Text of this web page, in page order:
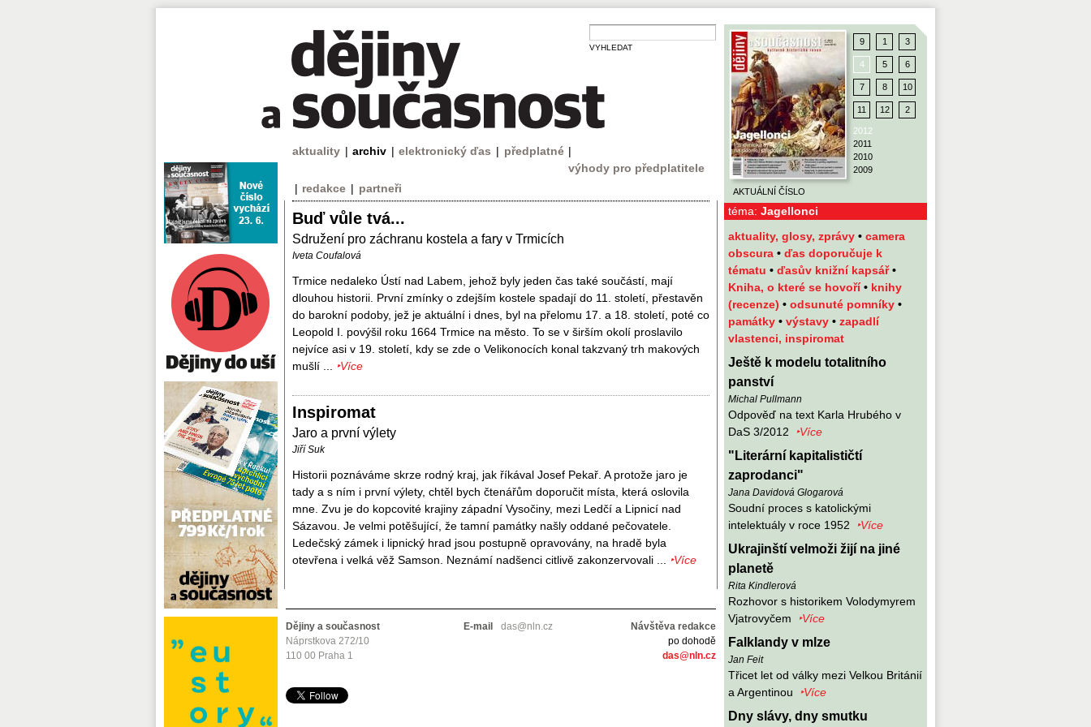
aktuality | archiv | elektronický ďas | předplatné |
výhody pro předplatitele
| redakce | partneři
VYHLEDAT
téma: Jagellonci
AKTUÁLNÍ ČÍSLO
9 1 3
4 5 6
7 8 10
11 12 2
2012
2011
2010
2009
aktuality, glosy, zprávy • camera
obscura • ďas doporučuje k
tématu • ďasův knižní kapsář•
Kniha, o které se hovoří• knihy
(recenze) • odsunuté pomníky •
památky • výstavy • zapadlí
vlastenci, inspiromat
Ještě k modelu totalitního
panství
Michal Pullmann
Odpověď na text Karla Hrubého v
DaS 3/2012
‣Více
"Literární kapitalističtí
zaprodanci"
Jana Davidová Glogarová
Soudní proces s katolickými
intelektuály v roce 1952
‣Více
Ukrajinští velmoži žijí na jiné
planetě
Rita Kindlerová
Rozhovor s historikem Volodymyrem
Vjatrovyčem
‣Více
Falklandy v mlze
Jan Feit
Třicet let od války mezi Velkou Británií
a Argentinou
‣Více
Dny slávy, dny smutku
Buď vůle tvá...
Sdružení pro záchranu kostela a fary v Trmicích
Iveta Coufalová
Trmice nedaleko Ústí nad Labem, jehož byly jeden čas také součástí, mají
dlouhou historii. První zmínky o zdejším kostele spadají do 11. století, přestavěn
do barokní podoby, jež je aktuální i dnes, byl na přelomu 17. a 18. století, poté co
Leopold I. povýšil roku 1664 Trmice na město. To se v širším okolí proslavilo
nejvíce asi v 19. století, kdy se zde o Velikonocích konal takzvaný trh makových
mušlí ...
‣Více
Inspiromat
Jaro a první výlety
Jiří Suk
Historii poznáváme skrze rodný kraj, jak říkával Josef Pekař. A protože jaro je
tady a s ním i první výlety, chtěl bych čtenářům doporučit místa, která oslovila
mne. Zvu je do kopcovité krajiny západní Vysočiny, mezi Ledčí a Lipnicí nad
Sázavou. Je velmi potěšující, že tamní památky našly oddané pečovatele.
Ledečský zámek i lipnický hrad jsou postupně opravovány, na hradě byla
otevřena i velká věž Samson. Neznámí nadšenci citlivě zakonzervovali ...
‣Více
Dějiny a současnost
Náprstkova 272/10
110 00 Praha 1
E-mail das@nln.cz
Návštěva redakce
po dohodě
das@nln.cz